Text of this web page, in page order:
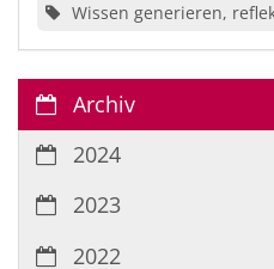
Wissen generieren,
Archiv
2024
2023
2022